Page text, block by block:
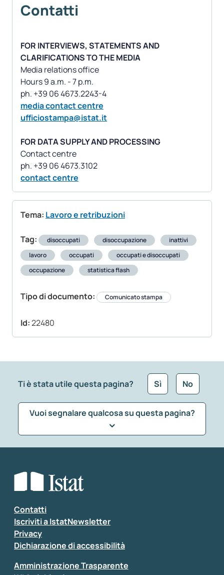
Contatti
FOR INTERVIEWS, STATEMENTS AND
CLARIFICATIONS TO THE MEDIA
Media relations office
Hours 9 a.m. - 7 p.m.
media contact centre
ufficiostampa@istat.it
FOR DATA SUPPLY AND PROCESSING
Contact centre
contact centre
Tema: Lavoro e retribuzioni
Tag: disoccupati disoccupazione
inattivi
lavoro
occupati
occupati e disoccupati
occupazione
statistica flash
Tipo di documento: Comunicato stampa
Id:22480
Ti è stata utile questa pagina? Sì No
Vuoi segnalare qualcosa su questa pagina?
Seleziona la tipologia della segnalazione
Inserisci il tuo commento
Contatti
Iscriviti a IstatNewsletter
Privacy
Dichiarazione di accessibilità
Amministrazione Trasparente